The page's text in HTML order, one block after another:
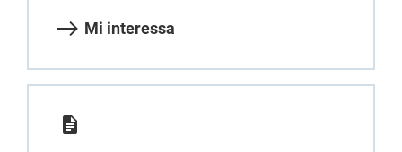
Mi interessa